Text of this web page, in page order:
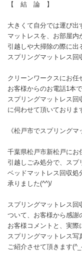
【 結 論 】
大きくて自分では運び
マットレスを、お部屋内
引越しや大掃除の際に出
スプリングマットレス回
クリーンワークスにお任
お客様からのお電話1本で
スプリングマットレス回
に伺わせて頂いておりま
《松戸市でスプリング
千葉県松戸市新松戸にお
引越しごみ処分で、スプ
ベッドマットレス回収処
承りました(^^)/
スプリングマットレス回
ついて、お客様から感謝
お客様コメントと、実際
スプリングマットレス写
ご紹介させて頂きます